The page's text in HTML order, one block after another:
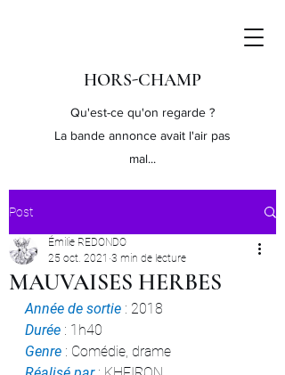
HORS-CHAMP
Qu'est-ce qu'on regarde ?
La bande annonce avait l'air pas
mal...
Post
MAUVAISES HERBES
Émilie REDONDO
25 oct. 2021 3 min de lecture
Année de sortie : 2018
Durée : 1h40
Genre : Comédie, drame